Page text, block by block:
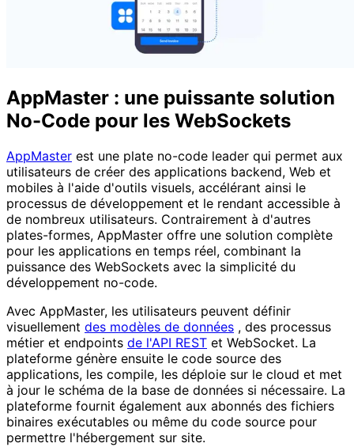
AppMaster : une puissante solution
No-Code pour les WebSockets
AppMaster est une plate no-code leader qui permet aux
utilisateurs de créer des applications backend, Web et
mobiles à l'aide d'outils visuels, accélérant ainsi le
processus de développement et le rendant accessible à
de nombreux utilisateurs. Contrairement à d'autres
plates-formes, AppMaster offre une solution complète
pour les applications en temps réel, combinant la
puissance des WebSockets avec la simplicité du
développement no-code.
Avec AppMaster, les utilisateurs peuvent définir
visuellement des modèles de données , des processus
métier et endpoints de l'API REST et WebSocket. La
plateforme génère ensuite le code source des
applications, les compile, les déploie sur le cloud et met
à jour le schéma de la base de données si nécessaire. La
plateforme fournit également aux abonnés des fichiers
binaires exécutables ou même du code source pour
permettre l'hébergement sur site.